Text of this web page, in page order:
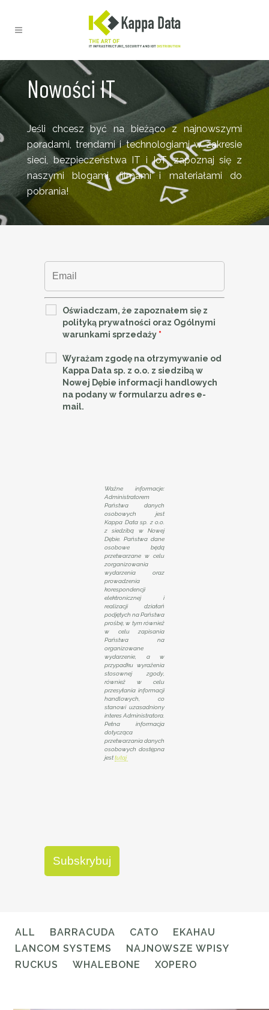
Nowości IT
Jeśli chcesz być na bieżąco z najnowszymi
poradami, trendami i technologiami w zakresie
sieci, bezpieczeństwa IT i IoT, zapoznaj się z
naszymi blogami, filmami i materiałami do
pobrania!
Oświadczam, że zapoznałem się z
polityką prywatności oraz Ogólnymi
warunkami sprzedaży *
Wyrażam zgodę na otrzymywanie od
Kappa Data sp. z o.o. z siedzibą w
Nowej Dębie informacji handlowych
na podany w formularzu adres e-
mail.
Ważne informacje:
Administratorem
Państwa danych
osobowych jest
Kappa Data sp. z o.o.
z siedzibą w Nowej
Dębie. Państwa dane
osobowe będą
przetwarzane w celu
zorganizowania
wydarzenia oraz
prowadzenia
korespondencji
elektronicznej i
realizacji działań
podjętych na Państwa
prośbę, w tym również
w celu zapisania
Państwa na
organizowane
wydarzenie, a w
przypadku wyrażenia
stosownej zgody,
również w celu
przesyłania informacji
handlowych, co
stanowi uzasadniony
interes Administratora.
Pełna informacja
dotycząca
przetwarzania danych
osobowych dostępna
jesttutaj
ALL BARRACUDA CATO
EKAHAU
LANCOM SYSTEMS
NAJNOWSZE WPISY
RUCKUS
WHALEBONE XOPERO